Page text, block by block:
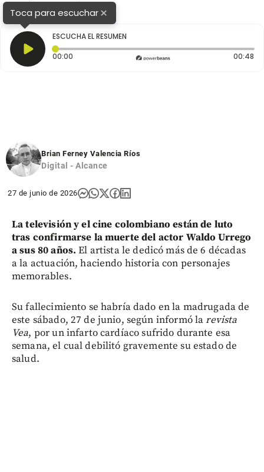
Toca para escuchar×
ESCUCHA EL RESUMEN
00:00 Tiempo transcurrido: 0 segundos 00:48
Brian Ferney Valencia Ríos
Digital - Alcance
27 de junio de 2026
La televisión y el cine colombiano están de luto
tras confirmarse la muerte del actor Waldo Urrego
a sus 80 años. El artista le dedicó más de 6 décadas
a la actuación, haciendo historia con personajes
memorables.
Su fallecimiento se habría dado en la madrugada de
este sábado, 27 de junio, según informó larevista
Vea, por un infarto cardíaco sufrido durante esa
semana, el cual debilitó gravemente su estado de
salud.